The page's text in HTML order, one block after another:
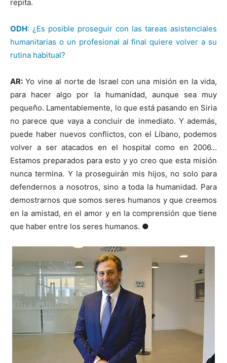
repita.
ODH: ¿Es posible proseguir con las tareas asistenciales
humanitarias o un profesional al final quiere volver a su
rutina habitual?
AR: Yo vine al norte de Israel con una misión en la vida,
para hacer algo por la humanidad, aunque sea muy
pequeño. Lamentablemente, lo que está pasando en Siria
no parece que vaya a concluir de inmediato. Y además,
puede haber nuevos conflictos, con el Líbano, podemos
volver a ser atacados en el hospital como en 2006…
Estamos preparados para esto y yo creo que esta misión
nunca termina. Y la proseguirán mis hijos, no solo para
defendernos a nosotros, sino a toda la humanidad. Para
demostrarnos que somos seres humanos y que creemos
en la amistad, en el amor y en la comprensión que tiene
que haber entre los seres humanos. ●